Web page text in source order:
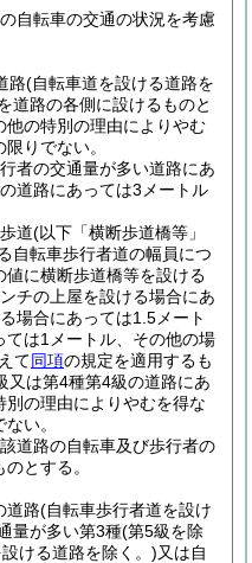
自転車の交通の状況を考慮
路(自転車道を設ける道路を
道路の各側に設けるものと
他の特別の理由によりやむ
りでない。
者の交通量が多い道路にあ
道路にあっては3メートル
道(以下「横断歩道橋等」
自転車歩行者道の幅員につ
値に横断歩道橋等を設ける
チの上屋を設ける場合にあ
場合にあっては1.5メート
ては1メートル、その他の場
て同項の規定を適用するも
又は第4種第4級の道路にあ
別の理由によりやむを得な
い。
道路の自転車及び歩行者の
とする。
道路(自転車歩行者道を設け
量が多い第3種(第5級を除
ける道路を除く。)又は自